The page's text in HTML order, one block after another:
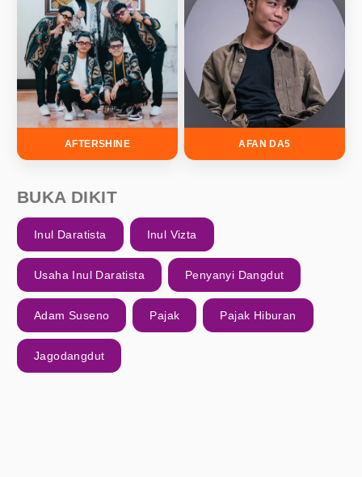
AFTERSHINE AFAN DA5
BUKA DIKIT
Inul Daratista Inul Vizta
Usaha Inul Daratista Penyanyi Dangdut
Adam Suseno Pajak Pajak Hiburan
Jagodangdut